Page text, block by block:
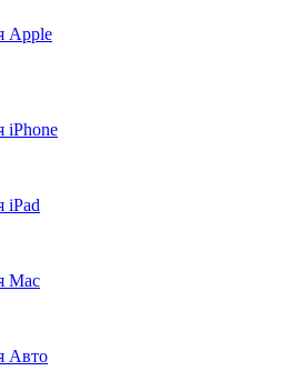
Apple
iPhone
iPad
Mac
Авто